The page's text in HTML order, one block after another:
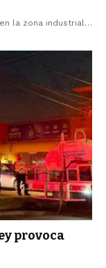
la zona industrial…
provoca